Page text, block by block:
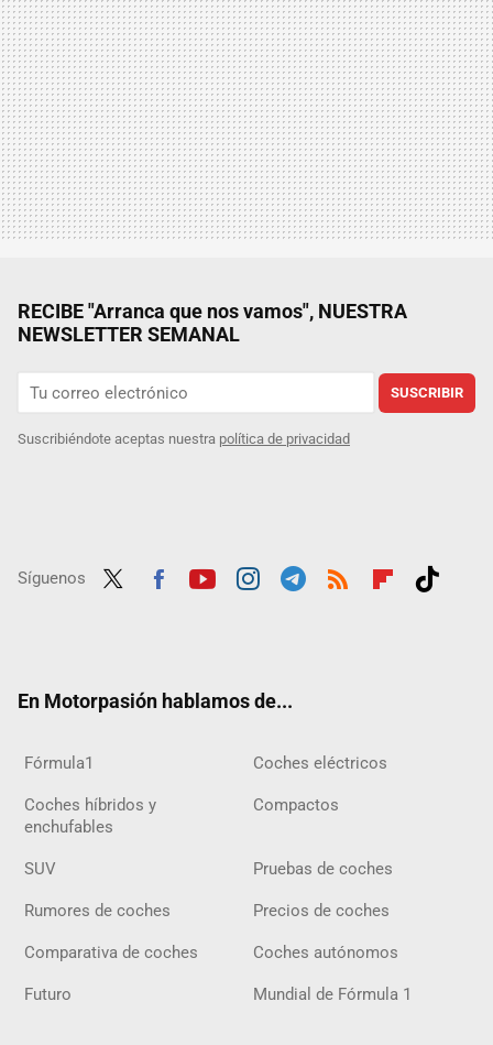
RECIBE "Arranca que nos vamos", NUESTRA
NEWSLETTER SEMANAL
SUSCRIBIR
Suscribiéndote aceptas nuestra política de privacidad
Síguenos
En Motorpasión hablamos de...
Fórmula1 Coches eléctricos
Coches híbridos y
enchufables
Compactos
SUV Pruebas de coches
Rumores de coches Precios de coches
Comparativa de coches Coches autónomos
Futuro Mundial de Fórmula 1